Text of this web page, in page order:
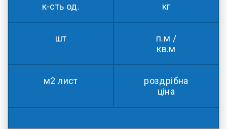
к-сть од. кг
шт
п.м /
кв.м
м2 лист
роздрібна
ціна